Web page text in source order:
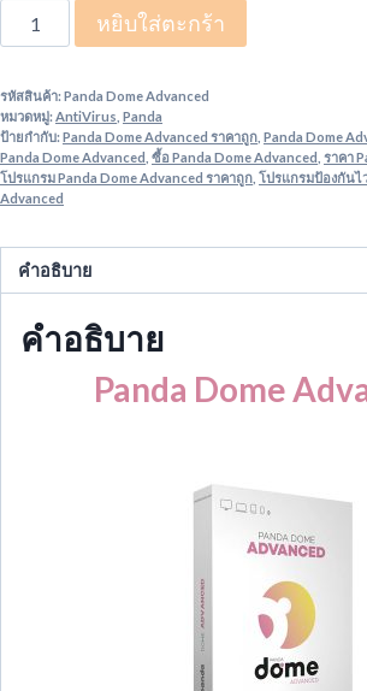
จำนวน
Panda
Advanced
ชิ้น
หยิบใส่ตะกร้า
รหัสสินค้า:Panda Dome Advanced
หมวดหมู่:AntiVirus Panda
ป้ายกำกับ:Panda Dome Advanced ราคาถูก Panda Dome
Panda Dome Advanced ซื้อ Panda Dome Advanced ราคา
โปรแกรม Panda Dome Advanced ราคาถูก โปรแกรมป้องกันไ
Advanced
คำอธิบาย
คำอธิบาย
Panda Dome